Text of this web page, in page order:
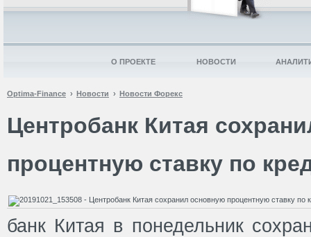
Optima-Finance Новости Новости Форекс
Центробанк Китая
процентную ставку по
банк Китая в понедельник
О ПРОЕКТЕ НОВОСТИ